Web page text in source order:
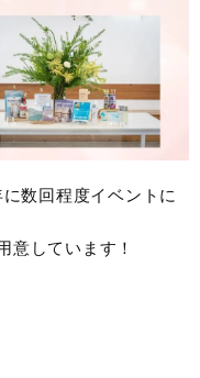
数回程度イベントに
意しています！